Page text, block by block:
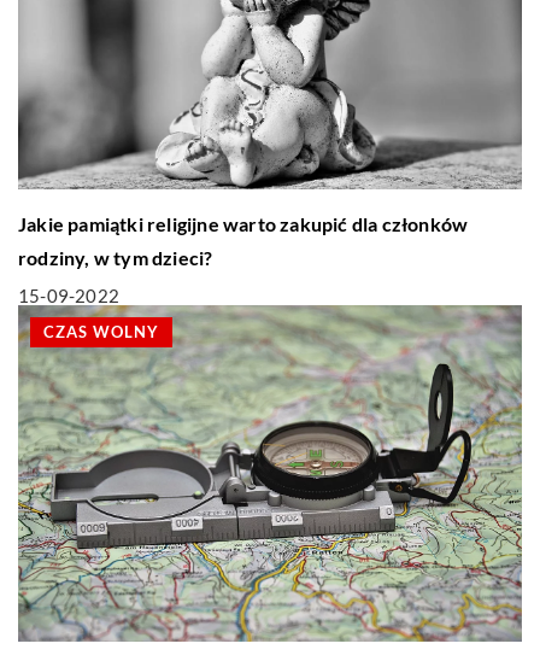
Jakie pamiątki religijne warto zakupić dla członków
rodziny, w tym dzieci?
15-09-2022
CZAS WOLNY